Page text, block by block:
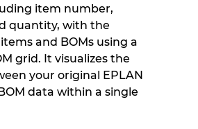
item number,
quantity, with the
and BOMs using a
grid. It visualizes the
your original EPLAN
data within a single